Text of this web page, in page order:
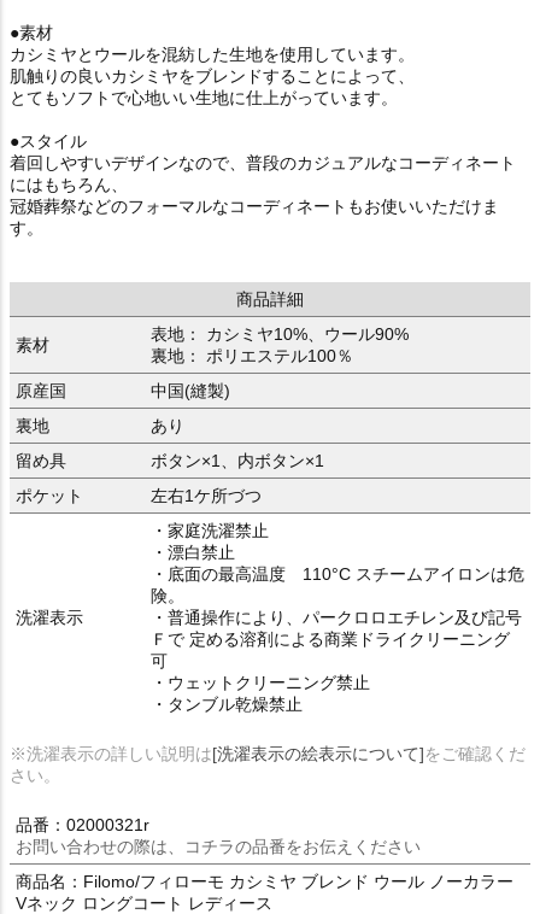
●素材
カシミヤとウールを混紡した生地を使用しています。
肌触りの良いカシミヤをブレンドすることによって、
とてもソフトで心地いい生地に仕上がっています。
●スタイル
着回しやすいデザインなので、普段のカジュアルなコーディネート
にはもちろん、
冠婚葬祭などのフォーマルなコーディネートもお使いいただけま
す。
商品詳細
素材
表地： カシミヤ10%、ウール90%
裏地： ポリエステル100％
原産国
中国(縫製)
裏地
あり
留め具
ボタン×1、内ボタン×1
ポケット
左右1ケ所づつ
洗濯表示
・家庭洗濯禁止
・漂白禁止
・底面の最高温度 110°C スチームアイロンは危
険。
・普通操作により、パークロロエチレン及び記号
Ｆで 定める溶剤による商業ドライクリーニング
可
・ウェットクリーニング禁止
・タンブル乾燥禁止
※洗濯表示の詳しい説明は[洗濯表示の絵表示について]をご確認くだ
さい。
品番：02000321r
お問い合わせの際は、コチラの品番をお伝えください
商品名：Filomo/フィローモ カシミヤ ブレンド ウール ノーカラー
Vネック ロングコート レディース